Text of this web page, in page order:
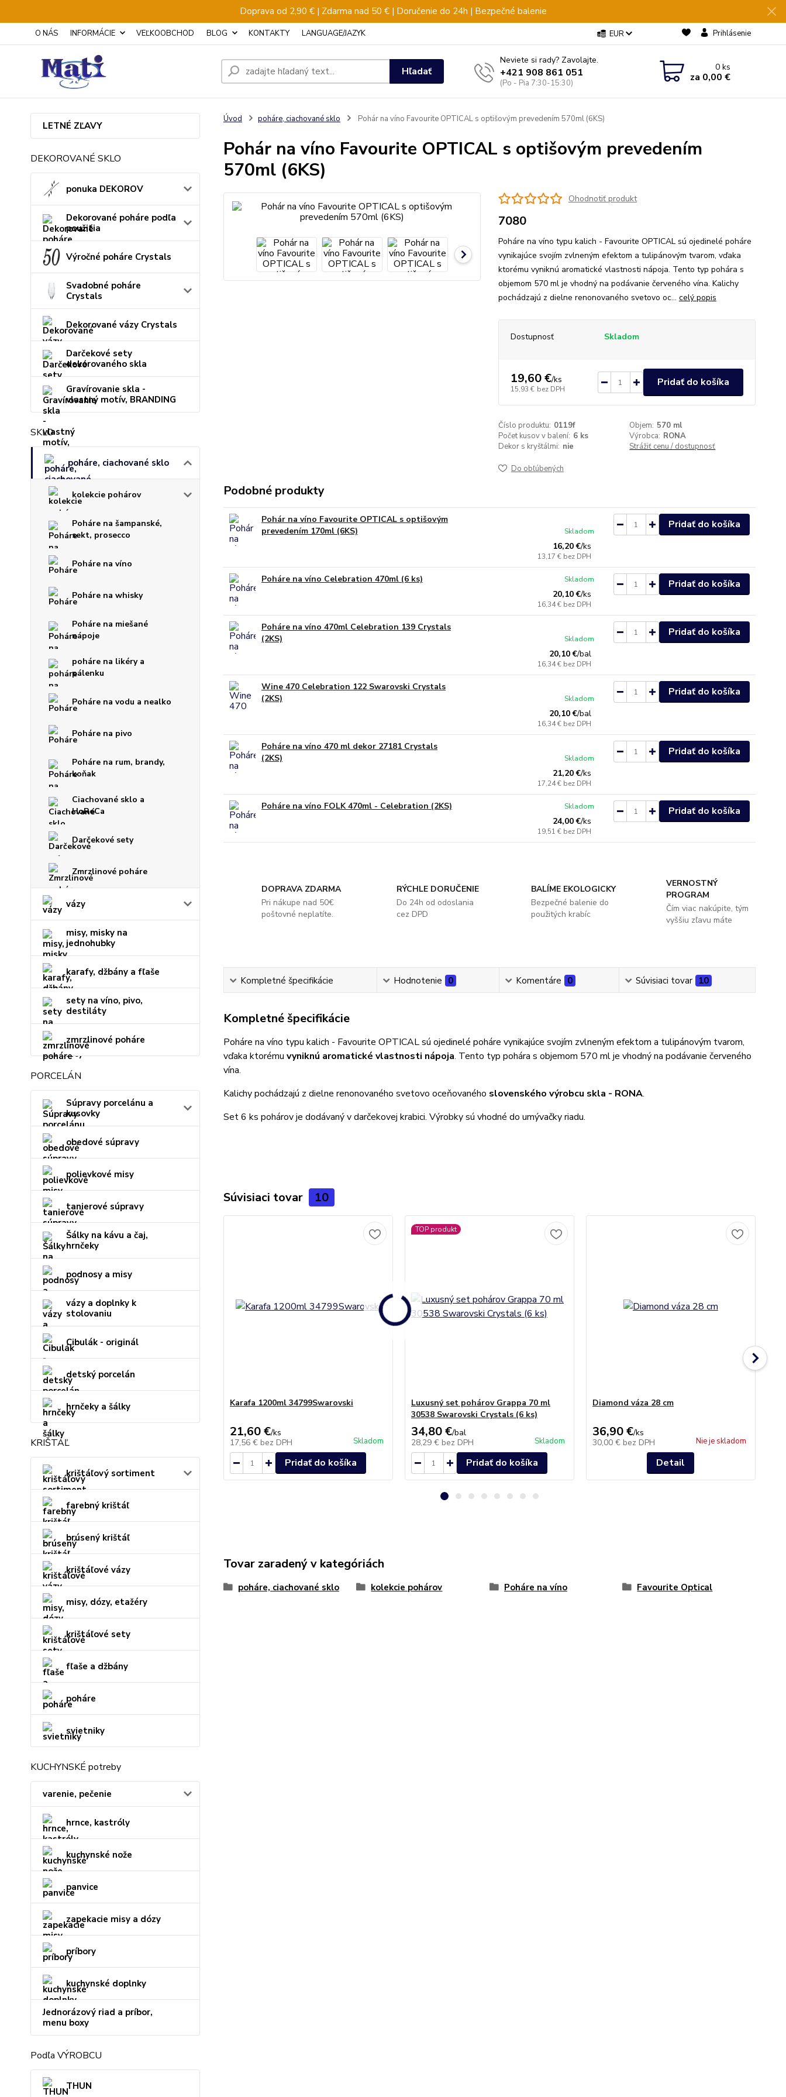
Doprava od 2,90 € | Zdarma nad 50 € | Doručenie do 24h | Bezpečné balenie
O NÁS INFORMÁCIE VEĽKOOBCHOD BLOG KONTAKTY LANGUAGE/JAZYK EUR Prihlásenie
Hľadať
Neviete si rady? Zavolajte.
+421 908 861 051
(Po - Pia 7:30-15:30)
0ks
za 0,00 €
LETNÉ ZĽAVY
DEKOROVANÉ SKLO
ponuka DEKOROV
Dekorované poháre podľa
použitia
Výročné poháre Crystals
Svadobné poháre
Crystals
Dekorované vázy Crystals
Darčekové sety
dekorovaného skla
Gravírovanie skla -
vlastný motív, BRANDING
SKLO
poháre, ciachované sklo
kolekcie pohárov
Poháre na šampanské,
sekt, prosecco
Poháre na víno
Poháre na whisky
Poháre na miešané
nápoje
poháre na likéry a
pálenku
Poháre na vodu a nealko
Poháre na pivo
Poháre na rum, brandy,
koňak
Ciachované sklo a
HoReCa
Darčekové sety
Zmrzlinové poháre
vázy
misy, misky na
jednohubky
karafy, džbány a fľaše
sety na víno, pivo,
destiláty
zmrzlinové poháre
PORCELÁN
Súpravy porcelánu a
kusovky
obedové súpravy
polievkové misy
tanierové súpravy
Šálky na kávu a čaj,
hrnčeky
podnosy a misy
vázy a doplnky k
stolovaniu
Cibulák - originál
detský porcelán
hrnčeky a šálky
KRIŠTÁĽ
krištáľový sortiment
farebný krištáľ
brúsený krištáľ
krištáľové vázy
misy, dózy, etažéry
krištáľové sety
fľaše a džbány
poháre
svietniky
KUCHYNSKÉ potreby
varenie, pečenie
hrnce, kastróly
kuchynské nože
panvice
zapekacie misy a dózy
príbory
kuchynské doplnky
Jednorázový riad a príbor,
menu boxy
Podľa VÝROBCU
THUN
Úvod poháre, ciachované sklo Pohár na víno Favourite OPTICAL s optišovým prevedením 570ml (6KS)
Pohár na víno Favourite OPTICAL s optišovým prevedením
570ml (6KS)
Ohodnotiť produkt
7080
Poháre na víno typu kalich - Favourite OPTICAL sú ojedinelé poháre
vynikajúce svojím zvlneným efektom a tulipánovým tvarom, vďaka
ktorému vyniknú aromatické vlastnosti nápoja. Tento typ pohára s
objemom 570 ml je vhodný na podávanie červeného vína. Kalichy
pochádzajú z dielne renonovaného svetovo oc... celý popis
Dostupnosť Skladom
19,60 €/ks
15,93 € bez DPH
Pridať do košíka
Číslo produktu: 0119f Objem: 570 ml
Počet kusov v balení: 6 ks Výrobca: RONA
Dekor s kryštálmi: nie Strážiť cenu / dostupnosť
Do obľúbených
Podobné produkty
Pohár na víno Favourite OPTICAL s optišovým
prevedením 170ml (6KS)
16,20 €/ks
13,17 € bez DPH
Skladom
Pridať do košíka
Poháre na víno Celebration 470ml (6 ks)
20,10 €/ks
16,34 € bez DPH
Skladom Pridať do košíka
Poháre na víno 470ml Celebration 139 Crystals
(2KS)
20,10 €/bal
16,34 € bez DPH
Skladom
Pridať do košíka
Wine 470 Celebration 122 Swarovski Crystals
(2KS)
20,10 €/bal
16,34 € bez DPH
Skladom
Pridať do košíka
Poháre na víno 470 ml dekor 27181 Crystals
(2KS)
21,20 €/ks
17,24 € bez DPH
Skladom
Pridať do košíka
Poháre na víno FOLK 470ml - Celebration (2KS)
24,00 €/ks
19,51 € bez DPH
Skladom Pridať do košíka
DOPRAVA ZDARMA
Pri nákupe nad 50€
poštovné neplatíte.
RÝCHLE DORUČENIE
Do 24h od odoslania
cez DPD
BALÍME EKOLOGICKY
Bezpečné balenie do
použitých krabíc
VERNOSTNÝ
PROGRAM
Čím viac nakúpite, tým
vyššiu zľavu máte
Kompletné špecifikácie Hodnotenie 0 Komentáre 0 Súvisiaci tovar 10
Kompletné špecifikácie
Poháre na víno typu kalich - Favourite OPTICAL sú ojedinelé poháre vynikajúce svojím zvlneným efektom a tulipánovým tvarom,
vďaka ktorému vyniknú aromatické vlastnosti nápoja. Tento typ pohára s objemom 570 ml je vhodný na podávanie červeného
vína.
Kalichy pochádzajú z dielne renonovaného svetovo oceňovaného slovenského výrobcu skla - RONA.
Set 6 ks pohárov je dodávaný v darčekovej krabici. Výrobky sú vhodné do umývačky riadu.
Súvisiaci tovar 10
Karafa 1200ml 34799Swarovski
21,60 €/ks
17,56 € bez DPH Skladom
Pridať do košíka
TOP produkt
Luxusný set pohárov Grappa 70 ml
30538 Swarovski Crystals (6 ks)
34,80 €/bal
28,29 € bez DPH Skladom
Pridať do košíka
Diamond váza 28 cm
36,90 €/ks
30,00 € bez DPH Nie je skladom
Detail
Tovar zaradený v kategóriách
poháre, ciachované sklo kolekcie pohárov Poháre na víno Favourite Optical